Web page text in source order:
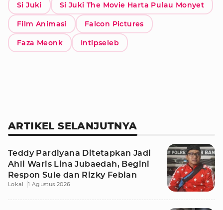
Si Juki Si Juki The Movie Harta Pulau Monyet
Film Animasi Falcon Pictures
Faza Meonk Intipseleb
ARTIKEL SELANJUTNYA
Teddy Pardiyana Ditetapkan Jadi
Ahli Waris Lina Jubaedah, Begini
Respon Sule dan Rizky Febian
Lokal 1 Agustus 2026